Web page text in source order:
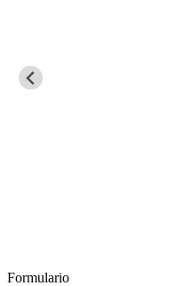
Formulario